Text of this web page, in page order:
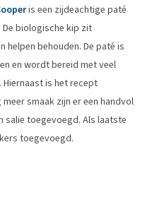
is een zijdeachtige paté
biologische kip zit
behouden. De paté is
en wordt bereid met veel
is het recept
smaak zijn er een handvol
salie toegevoegd. Als laatste
toegevoegd.